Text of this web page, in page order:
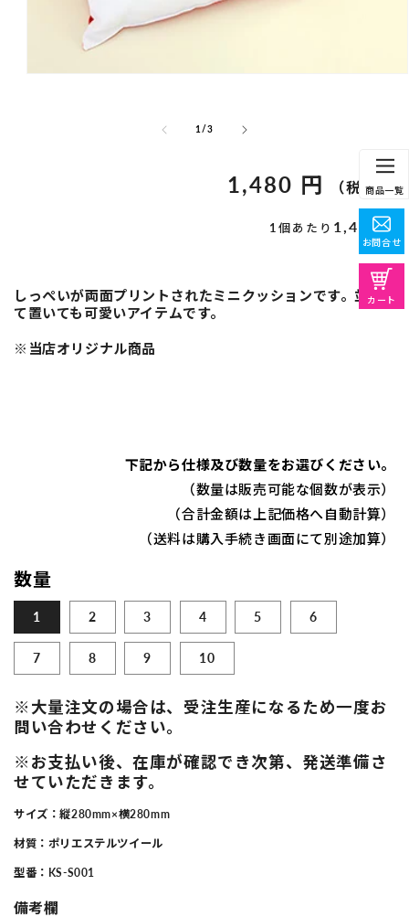
商品一覧
お問合せ
カート
1/の
3
通
常
1,480 円 （税込）
1個あたり 1,480円
しっぺいが両面プリントされたミニクッションです。並べ
て置いても可愛いアイテムです。
※当店オリジナル商品
下記から仕様及び数量をお選びください。
（数量は販売可能な個数が表示）
（合計金額は上記価格へ自動計算）
（送料は購入手続き画面にて別途加算）
数量
1 2 3 4 5 6
7 8 9 10
※大量注文の場合は、受注生産になるため一度お
問い合わせください。
※お支払い後、在庫が確認でき次第、発送準備さ
せていただきます。
サイズ：縦280mm×横280mm
材質：ポリエステルツイール
型番：KS-S001
備考欄